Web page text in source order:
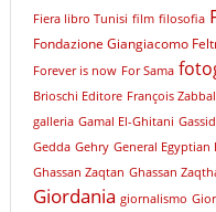
Fiera libro Tunisi film filosofia
Fondazione Giangiacomo
Forever is now For Sama
Brioschi Editore François Zabbal
galleria Gamal El-Ghitani
Gedda Gehry General Egyptian
Ghassan Zaqtan Ghassan
Giordania giornalismo